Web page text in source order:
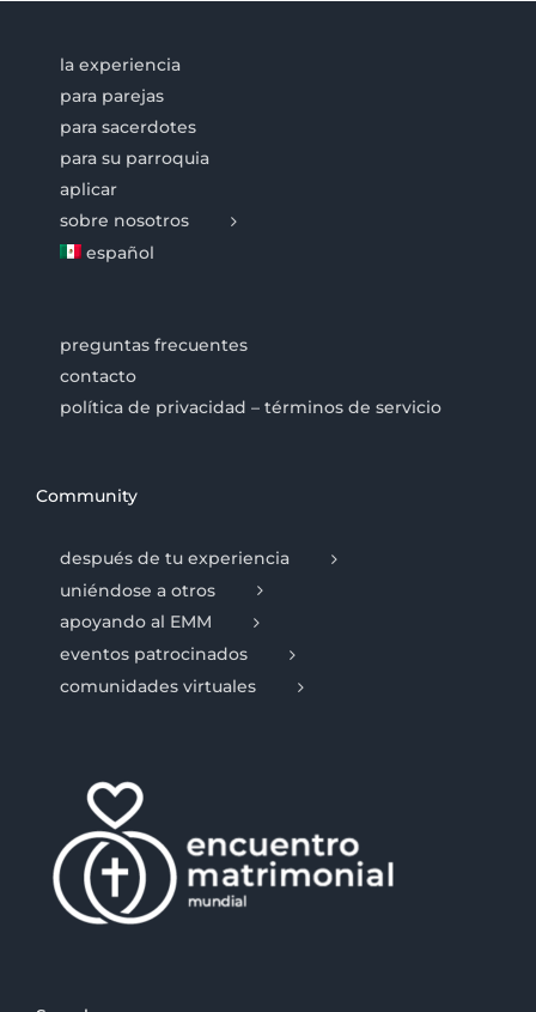
la experiencia
para parejas
para sacerdotes
para su parroquia
aplicar
sobre nosotros
español
preguntas frecuentes
contacto
política de privacidad – términos de servicio
Community
después de tu experiencia
uniéndose a otros
apoyando al EMM
eventos patrocinados
comunidades virtuales